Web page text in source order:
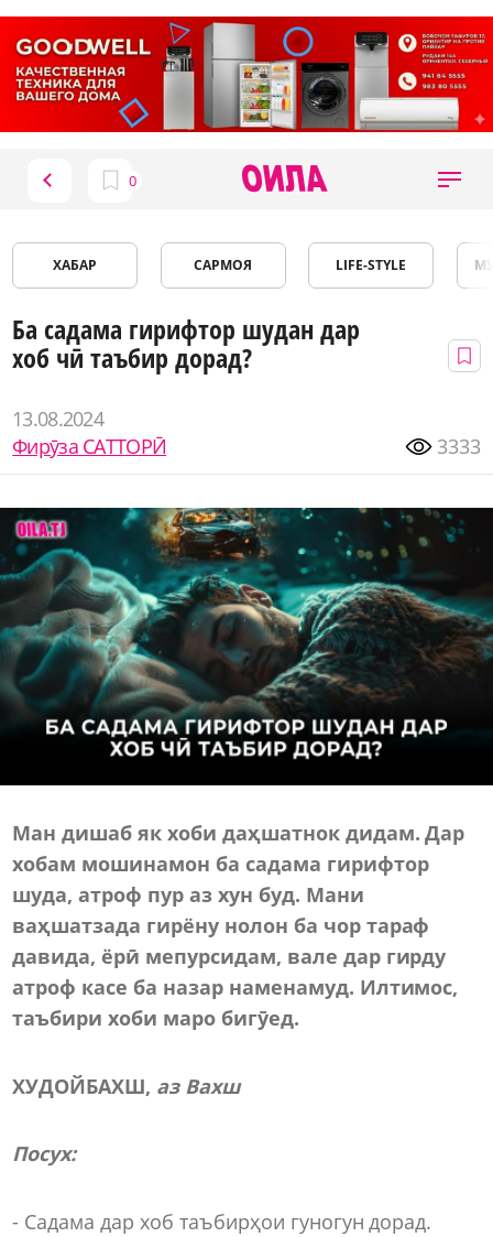
ХАБАР САРМОЯ LIFE-STYLE
Ба садама гирифтор шудан дар
хоб чӣ таъбир дорад?
13.08.2024
Фирӯза САТТОРӢ
3333
Ман дишаб як хоби даҳшатнок дидам. Дар
хобам мошинамон ба садама гирифтор
шуда, атроф пур аз хун буд. Мани
ваҳшатзада гирёну нолон ба чор тараф
давида, ёрӣ мепурсидам, вале дар гирду
атроф касе ба назар наменамуд. Илтимос,
таъбири хоби маро бигӯед.
ХУДОЙБАХШ, аз Вахш
Посух:
- Садама дар хоб таъбирҳои гуногун дорад.